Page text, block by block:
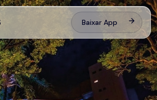
Baixar App